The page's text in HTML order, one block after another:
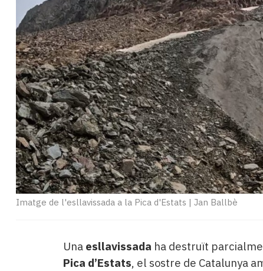
Pallars
Contingut
patrocinat
Lo
més
llegit...
Editorial
Imatge de l'esllavissada a la Pica d'Estats | Jan Ballbè
Una esllavissada ha destruït
Pica d’Estats, el sostre de Catalunya